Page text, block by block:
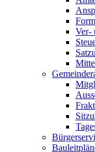
Ver-